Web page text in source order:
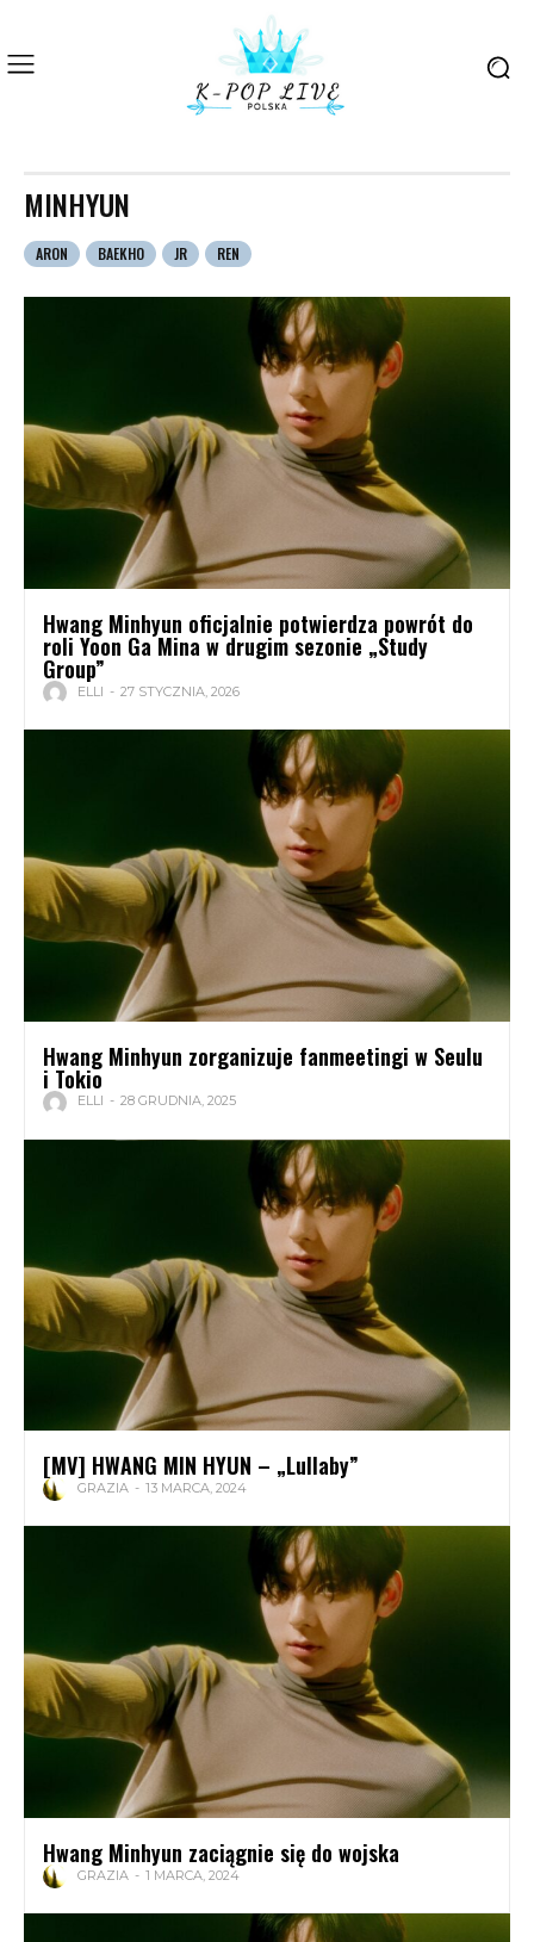
MINHYUN
ARON BAEKHO JR REN
Hwang Minhyun oficjalnie potwierdza powrót do
roli Yoon Ga Mina w drugim sezonie „Study
Group”
ELLI - 27 STYCZNIA, 2026
Hwang Minhyun zorganizuje fanmeetingi w Seulu
i Tokio
ELLI - 28 GRUDNIA, 2025
[MV] HWANG MIN HYUN – „Lullaby”
GRAZIA - 13 MARCA, 2024
Hwang Minhyun zaciągnie się do wojska
GRAZIA - 1 MARCA, 2024